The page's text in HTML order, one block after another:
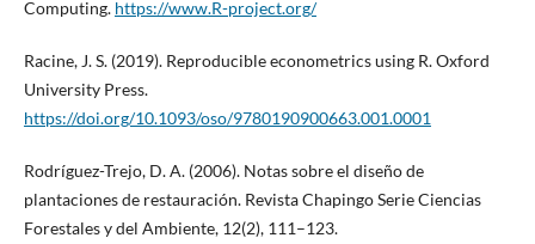
Computing. https://www.R-project.org/
Racine, J. S. (2019). Reproducible econometrics using R. Oxford
University Press.
https://doi.org/10.1093/oso/9780190900663.001.0001
Rodríguez-Trejo, D. A. (2006). Notas sobre el diseño de
plantaciones de restauración. Revista Chapingo Serie Ciencias
Forestales y del Ambiente, 12(2), 111–123.